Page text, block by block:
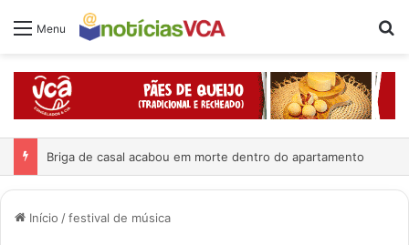
Menu
Briga de casal acabou em morte dentro do apartamento
Início /festival de música